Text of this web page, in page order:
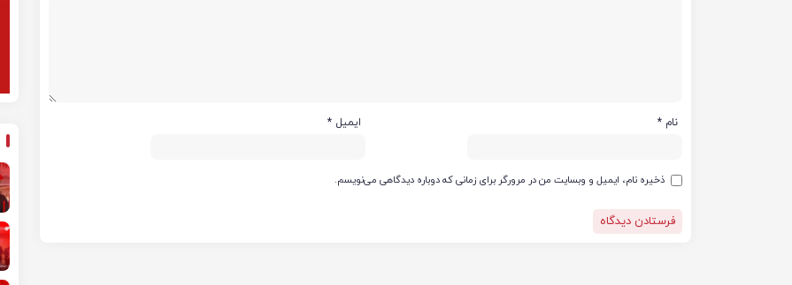
نام * ایمیل *
ذخیره نام، ایمیل و وبسایت من در مرورگر برای زمانی که دوباره دیدگاهی می‌نویسم.